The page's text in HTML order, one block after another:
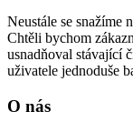
Neustále se snažíme
Chtěli bychom
usnadňoval stávající
uživatele jednoduše
O nás